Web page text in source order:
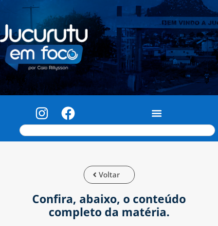
Voltar
Confira, abaixo, o conteúdo
completo da matéria.